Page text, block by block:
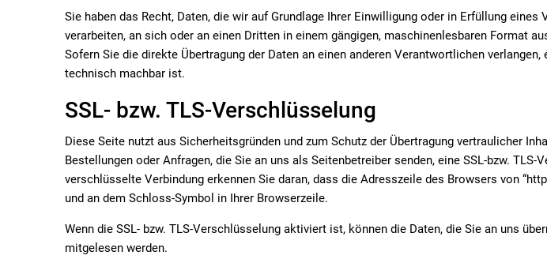
Sie haben das Recht, Daten, die wir auf Grundlage Ihrer Einwilligung oder in Erfüllung
verarbeiten, an sich oder an einen Dritten in einem gängigen, maschinenlesbaren Format
Sofern Sie die direkte Übertragung der Daten an einen anderen Verantwortlichen
technisch machbar ist.
SSL- bzw. TLS-Verschlüsselung
Diese Seite nutzt aus Sicherheitsgründen und zum Schutz der Übertragung vertraulicher
Bestellungen oder Anfragen, die Sie an uns als Seitenbetreiber senden, eine SSL-bzw. TLS-
verschlüsselte Verbindung erkennen Sie daran, dass die Adresszeile des Browsers von
und an dem Schloss-Symbol in Ihrer Browserzeile.
Wenn die SSL- bzw. TLS-Verschlüsselung aktiviert ist, können die Daten, die Sie an uns
mitgelesen werden.